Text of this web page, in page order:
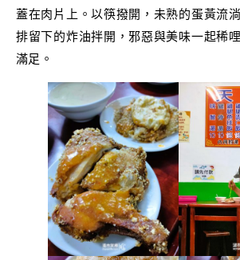
蓋在肉片上。以筷撥開，未熟的蛋黃流
排留下的炸油拌開，邪惡與美味一起稀
滿足。